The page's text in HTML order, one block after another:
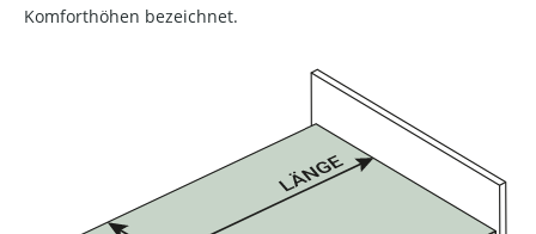
Komforthöhen bezeichnet.